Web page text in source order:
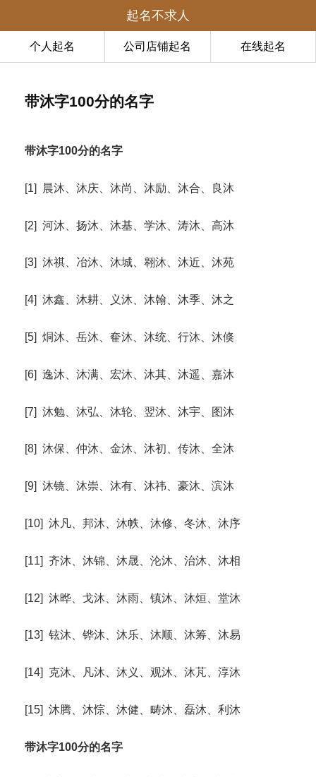
起名不求人
个人起名 公司店铺起名 在线起名
带沐字100分的名字
带沐字100分的名字
[1] 晨沐、沐庆、沐尚、沐励、沐合、良沐
[2] 河沐、扬沐、沐基、学沐、涛沐、高沐
[3] 沐祺、冶沐、沐城、翱沐、沐近、沐苑
[4] 沐鑫、沐耕、义沐、沐翰、沐季、沐之
[5] 烔沐、岳沐、奞沐、沐统、行沐、沐倏
[6] 逸沐、沐满、宏沐、沐其、沐遥、嘉沐
[7] 沐勉、沐弘、沐轮、翌沐、沐宇、图沐
[8] 沐保、仲沐、金沐、沐初、传沐、全沐
[9] 沐镜、沐崇、沐有、沐祎、豪沐、滨沐
[10] 沐凡、邦沐、沐帙、沐修、冬沐、沐序
[11] 齐沐、沐锦、沐晟、沦沐、治沐、沐相
[12] 沐晔、戈沐、沐雨、镇沐、沐烜、堂沐
[13] 铉沐、铧沐、沐乐、沐顺、沐筹、沐易
[14] 克沐、凡沐、沐义、观沐、沐芃、淳沐
[15] 沐腾、沐悰、沐健、畴沐、磊沐、利沐
带沐字100分的名字